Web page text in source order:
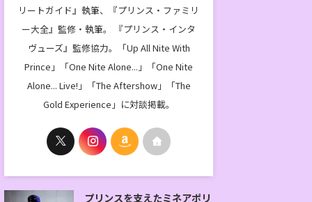
リートガイド』執筆、『プリンス・ファミリ
ー大全』監修・執筆。 『プリンス・インタ
ヴューズ』監修協力。「Up All Nite With
Prince」「One Nite Alone...」「One Nite
Alone... Live!」「The Aftershow」「The
Gold Experience」に対談掲載。
プリンスを支えたミネアポリ